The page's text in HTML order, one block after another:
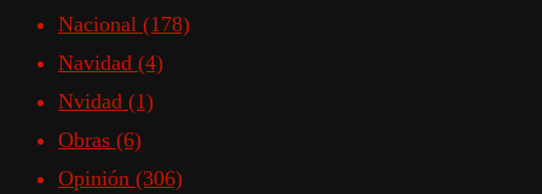
Nacional (178)
Navidad (4)
Nvidad (1)
Obras (6)
Opinión (306)